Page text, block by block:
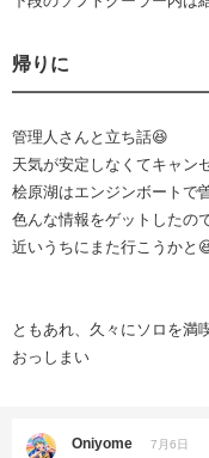
帰りに
管理人さんと立ち話😆
天気が安定しなくてキャン
桧原湖はエンジンボートで
色んな情報をゲットしたの
近いうちにまた行こうかと
ともあれ、久々にソロを満
おっしまい
Oniyome 7月6日